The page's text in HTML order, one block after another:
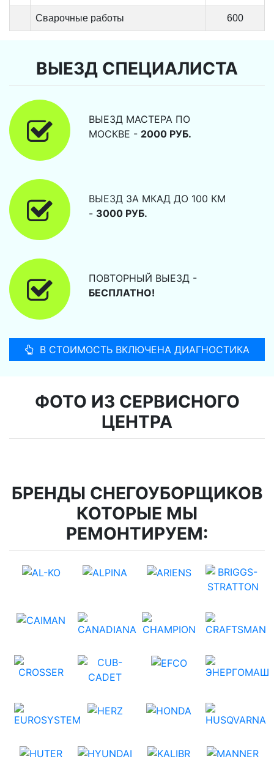
Сварочные работы 600
ВЫЕЗД СПЕЦИАЛИСТА
ВЫЕЗД МАСТЕРА ПО
МОСКВЕ - 2000 РУБ.
ВЫЕЗД ЗА МКАД ДО 100 КМ
- 3000 РУБ.
ПОВТОРНЫЙ ВЫЕЗД -
БЕСПЛАТНО!
В СТОИМОСТЬ ВКЛЮЧЕНА ДИАГНОСТИКА
ФОТО ИЗ СЕРВИСНОГО
ЦЕНТРА
БРЕНДЫ СНЕГОУБОРЩИКОВ
КОТОРЫЕ МЫ
РЕМОНТИРУЕМ: